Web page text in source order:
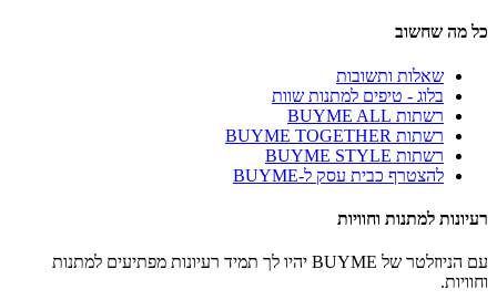
כל מה שחשוב
שאלות ותשובות
בלוג - טיפים למתנות שוות
רשתות BUYME ALL
רשתות BUYME TOGETHER
רשתות BUYME STYLE
להצטרף כבית עסק ל-BUYME
רעיונות למתנות וחוויות
עם הניוזלטר של BUYME יהיו לך תמיד רעיונות מפתיעים למתנות
וחוויות.